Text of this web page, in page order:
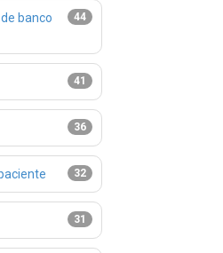
44
banco
41
36
32
31